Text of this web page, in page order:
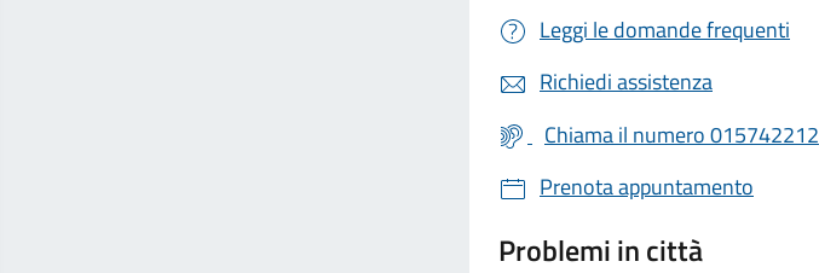
Leggi le domande frequenti
Richiedi assistenza
Chiama il numero 015742212
Prenota appuntamento
Problemi in città